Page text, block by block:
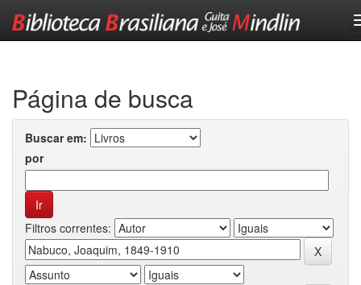
Página de busca
Buscar em:
por
Filtros correntes: